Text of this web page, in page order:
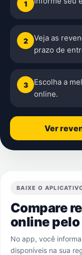
1
2
Veja as
prazo de
3
Escolha a
online.
Ver
BAIXE O
Compare
online
No app, você
disponíveis na sua